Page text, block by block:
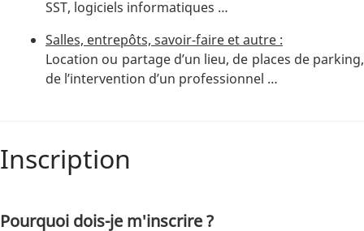
SST, logiciels informatiques …
Salles, entrepôts, savoir-faire et autre :
Location ou partage d’un lieu, de places de parking,
de l’intervention d’un professionnel …
Inscription
Pourquoi dois-je m'inscrire ?